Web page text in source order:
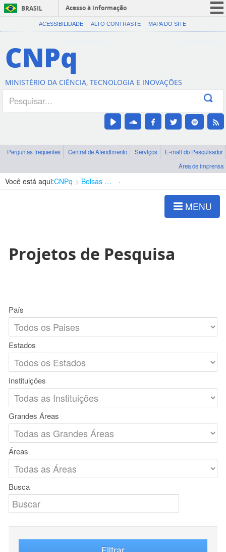
BRASIL
Acesso à informação
CORONAVÍRUS (COVID-19)
Canais
ACESSIBILIDADE ALTO CONTRASTE MAPA DO SITE
CNPq
MINISTÉRIO DA CIÊNCIA, TECNOLOGIA E INOVAÇÕES
Perguntas frequentes Central de Atendimento Serviços
E-mail do Pesquisador
Área de imprensa
Você está aqui:CNPq Bolsas e Auxílios Vigentes
MENU
Projetos de Pesquisa
País
Estados
Instituições
Grandes Áreas
Áreas
Busca